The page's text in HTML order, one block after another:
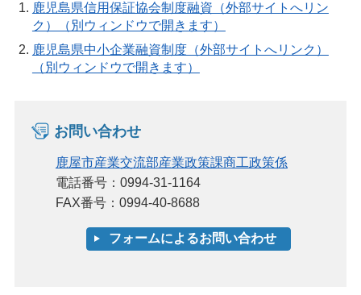
鹿児島県信用保証協会制度融資（外部サイトへリン
ク）（別ウィンドウで開きます）
鹿児島県中小企業融資制度（外部サイトへリンク）
（別ウィンドウで開きます）
お問い合わせ
鹿屋市産業交流部産業政策課商工政策係
電話番号：0994-31-1164
FAX番号：0994-40-8688